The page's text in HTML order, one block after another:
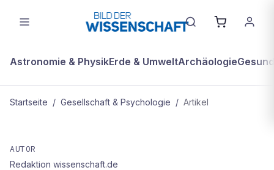
Astronomie & PhysikErde & UmweltArchäologie
Startseite / Gesellschaft & Psychologie / Artikel
Cordelias Dilemma
AUTOR
Redaktion wissenschaft.de